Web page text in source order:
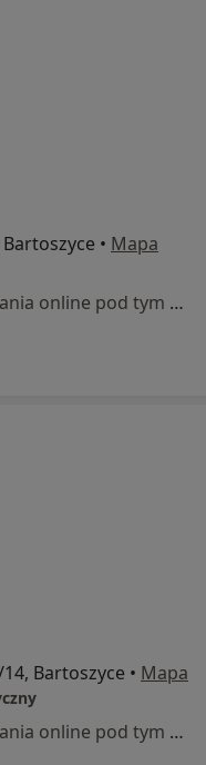
Bartoszyce • Mapa
Specjalista nie oferuje umawiania online pod tym adresem.
Bartoszyce • Mapa
Specjalista nie oferuje umawiania online pod tym adresem.